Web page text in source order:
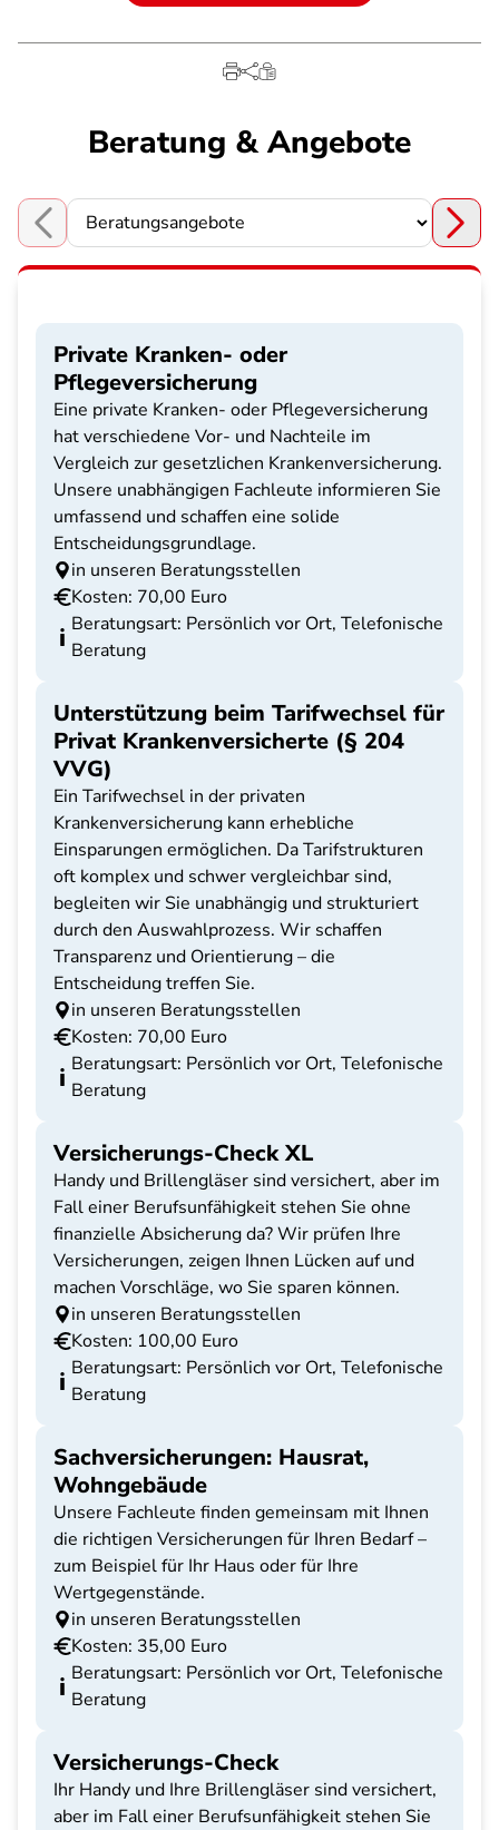
Beratung & Angebote
Choose a section
Private Kranken- oder
Pflegeversicherung
Eine private Kranken- oder Pflegeversicherung
hat verschiedene Vor- und Nachteile im
Vergleich zur gesetzlichen Krankenversicherung.
Unsere unabhängigen Fachleute informieren Sie
umfassend und schaffen eine solide
Entscheidungsgrundlage.
in unseren Beratungsstellen
Kosten: 70,00 Euro
Beratungsart: Persönlich vor Ort, Telefonische
Beratung
Unterstützung beim Tarifwechsel für
Privat Krankenversicherte (§ 204
VVG)
Ein Tarifwechsel in der privaten
Krankenversicherung kann erhebliche
Einsparungen ermöglichen. Da Tarifstrukturen
oft komplex und schwer vergleichbar sind,
begleiten wir Sie unabhängig und strukturiert
durch den Auswahlprozess. Wir schaffen
Transparenz und Orientierung – die
Entscheidung treffen Sie.
in unseren Beratungsstellen
Kosten: 70,00 Euro
Beratungsart: Persönlich vor Ort, Telefonische
Beratung
Versicherungs-Check XL
Handy und Brillengläser sind versichert, aber im
Fall einer Berufsunfähigkeit stehen Sie ohne
finanzielle Absicherung da? Wir prüfen Ihre
Versicherungen, zeigen Ihnen Lücken auf und
machen Vorschläge, wo Sie sparen können.
in unseren Beratungsstellen
Kosten: 100,00 Euro
Beratungsart: Persönlich vor Ort, Telefonische
Beratung
Sachversicherungen: Hausrat,
Wohngebäude
Unsere Fachleute finden gemeinsam mit Ihnen
die richtigen Versicherungen für Ihren Bedarf –
zum Beispiel für Ihr Haus oder für Ihre
Wertgegenstände.
in unseren Beratungsstellen
Kosten: 35,00 Euro
Beratungsart: Persönlich vor Ort, Telefonische
Beratung
Versicherungs-Check
Ihr Handy und Ihre Brillengläser sind versichert,
aber im Fall einer Berufsunfähigkeit stehen Sie